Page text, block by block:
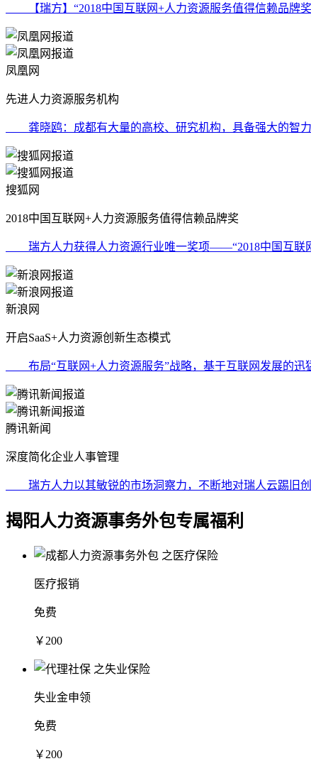
【瑞方】“2018中国互联网+人力资源服务值得信赖品牌奖
凤凰网
先进人力资源服务机构
龚晓鸥：成都有大量的高校、研究机构，具备强大的智力
搜狐网
2018中国互联网+人力资源服务值得信赖品牌奖
瑞方人力获得人力资源行业唯一奖项——“2018中国互联
新浪网
开启SaaS+人力资源创新生态模式
布局“互联网+人力资源服务”战略，基于互联网发展的迅
腾讯新闻
深度简化企业人事管理
瑞方人力以其敏锐的市场洞察力，不断地对瑞人云踢旧创
揭阳人力资源事务外包专属福利
医疗报销
免费
￥200
失业金申领
免费
￥200